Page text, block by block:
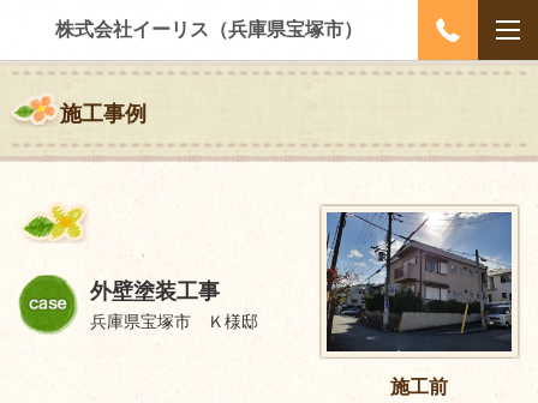
株式会社イーリス（兵庫県宝塚市）
施工事例
施工前
外壁塗装工事
兵庫県宝塚市 Ｋ様邸